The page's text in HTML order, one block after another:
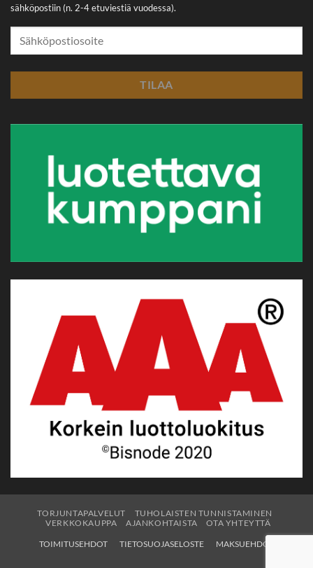
sähköpostiin (n. 2-4 etuviestiä vuodessa).
TORJUNTAPALVELUT
TUHOLAISTEN TUNNISTAMINEN
VERKKOKAUPPA
AJANKOHTAISTA
OTA YHTEYTTÄ
TOIMITUSEHDOT
TIETOSUOJASELOSTE MAKSUEHDOT